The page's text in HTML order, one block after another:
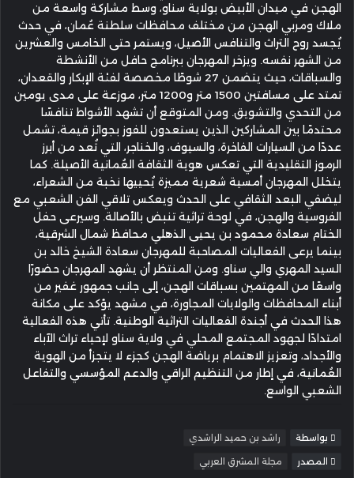
الهجن في ميدان الأبيض بولاية سناو، وسط مشاركة واسعة من
ملاك ومربي الهجن من مختلف محافظات سلطنة عُمان، في حدث
يُجسد روح التراث والتنافس الأصيل، ويستمر حتى الخامس والعشرين
من الشهر نفسه. ويزخر المهرجان ببرنامج حافل من الأنشطة
والسباقات، حيث يتضمن 27 شوطًا مخصصة لفئة الإبكار والقعدان،
تمتد على مسافتين 1500 متر و1200 متر، موزعة على مدى يومين
من التحدي والتشويق. ومن المتوقع أن تشهد الأشواط تنافسًا
محتدمًا بين المشاركين الذين يستعدون للفوز بجوائز قيمة، تشمل
عددًا من السيارات الفاخرة، والسيوف، والخناجر، التي تُعد من أبرز
الرموز التقليدية التي تعكس هوية الثقافة العُمانية الأصيلة. كما
يتخلل المهرجان أمسية شعرية مميزة يُحييها نخبة من الشعراء،
ليضفي البعد الثقافي على الحدث ويعكس تلاقي الفن الشعبي مع
الفروسية والهجن، في لوحة تراثية تنبض بالأصالة. وسيرعى حفل
الختام سعادة محمود بن يحيى الذهلي محافظ شمال الشرقية،
بينما يرعى الفعاليات المصاحبة للمهرجان سعادة الشيخ خالد بن
السيد المهري والي سناو. ومن المنتظر أن يشهد المهرجان حضورًا
واسعًا من المهتمين بسباقات الهجن، إلى جانب جمهور غفير من
أبناء المحافظات والولايات المجاورة، في مشهد يؤكد على مكانة
هذا الحدث في أجندة الفعاليات التراثية الوطنية. تأتي هذه الفعالية
امتدادًا لجهود المجتمع المحلي في ولاية سناو لإحياء تراث الآباء
والأجداد، وتعزيز الاهتمام برياضة الهجن كجزء لا يتجزأ من الهوية
العُمانية، في إطار من التنظيم الراقي والدعم المؤسسي والتفاعل
الشعبي الواسع.
بواسطة راشد بن حميد الراشدي
المصدر مجلة المشرق العربي